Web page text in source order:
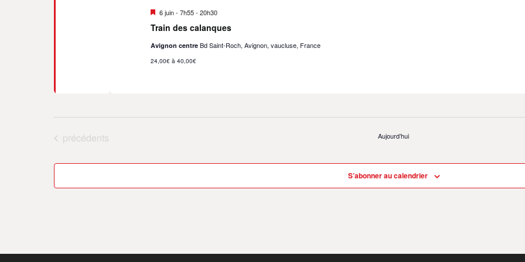
Train des calanques
Mis
avant
6 juin - 7h55- 20h30
Avignon centre Bd Saint-Roch, Avignon, vaucluse, France
24,00€ à 40,00€
Évènements
précédents Aujourd’hui
S’abonner au calendrier